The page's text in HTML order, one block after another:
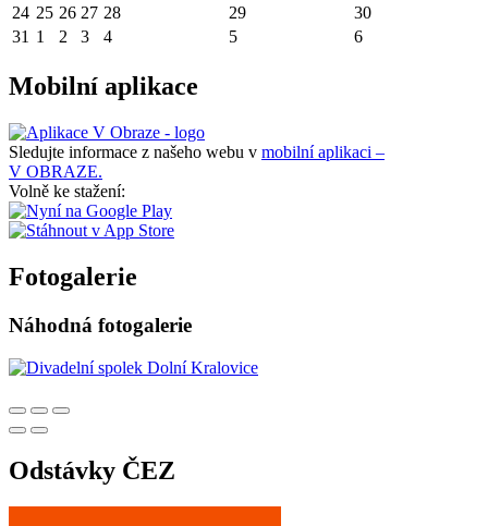
24 25 26 27 28 29
30
31 1 2 3 4 5 6
Mobilní aplikace
Sledujte informace z našeho webu v mobilní aplikaci –
V OBRAZE.
Volně ke stažení:
Fotogalerie
Náhodná fotogalerie
Odstávky ČEZ